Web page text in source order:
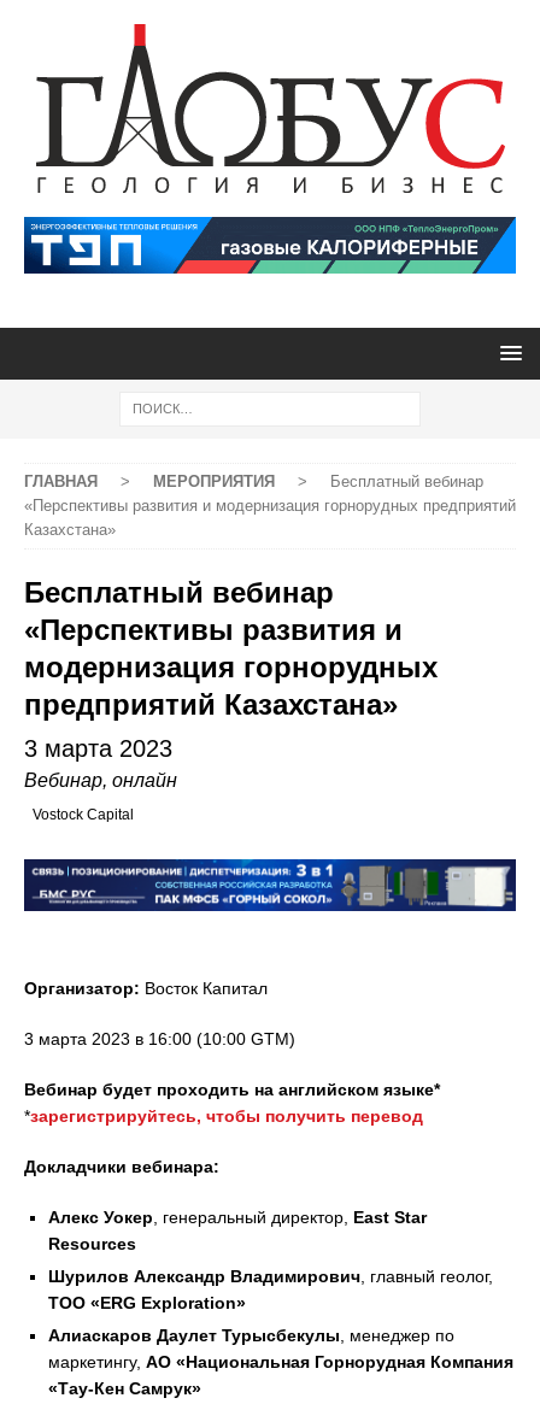
ГЛАВНАЯ > МЕРОПРИЯТИЯ >
Бесплатный вебинар
«Перспективы развития и модернизация горнорудных предприятий
Казахстана»
Бесплатный вебинар
«Перспективы развития и
модернизация горнорудных
предприятий Казахстана»
3 марта 2023
Вебинар, онлайн
Vostock Capital
Организатор: Восток Капитал
3 марта 2023 в 16:00 (10:00 GTM)
Вебинар будет проходить на английском языке*
*зарегистрируйтесь, чтобы получить перевод
Докладчики вебинара:
Алекс Уокер , генеральный директор, East Star
Resources
Шурилов Александр Владимирович , главный геолог,
ТОО «ERG Exploration»
Алиаскаров Даулет Турысбекулы , менеджер по
маркетингу, АО «Национальная Горнорудная Компания
«Тау-Кен Самрук»